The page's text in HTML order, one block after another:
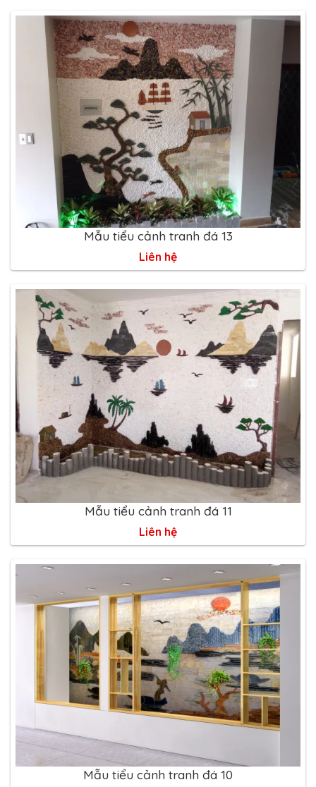
Mẫu tiểu cảnh tranh đá 13
Liên hệ
Mẫu tiểu cảnh tranh đá 11
Liên hệ
Mẫu tiểu cảnh tranh đá 10